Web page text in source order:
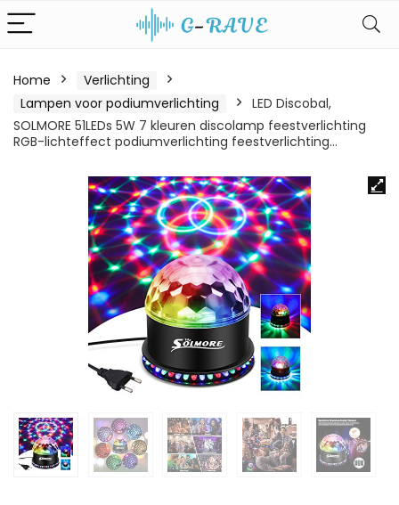
Home
Verlichting
Lampen voor podiumverlichting
LED Discobal,
SOLMORE 51LEDs 5W 7 kleuren discolamp feestverlichting
RGB-lichteffect podiumverlichting feestverlichting…